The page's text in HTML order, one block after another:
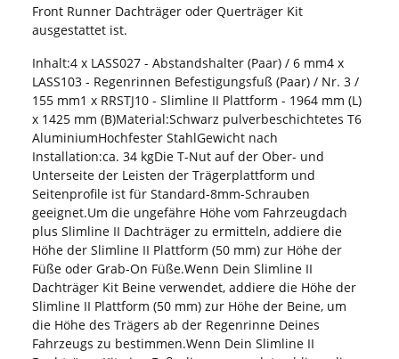
Front Runner Dachträger oder Querträger Kit
ausgestattet ist.
Inhalt:4 x LASS027 - Abstandshalter (Paar) / 6 mm4 x
LASS103 - Regenrinnen Befestigungsfuß (Paar) / Nr. 3 /
155 mm1 x RRSTJ10 - Slimline II Plattform - 1964 mm (L)
x 1425 mm (B)Material:Schwarz pulverbeschichtetes T6
AluminiumHochfester StahlGewicht nach
Installation:ca. 34 kgDie T-Nut auf der Ober- und
Unterseite der Leisten der Trägerplattform und
Seitenprofile ist für Standard-8mm-Schrauben
geeignet.Um die ungefähre Höhe vom Fahrzeugdach
plus Slimline II Dachträger zu ermitteln, addiere die
Höhe der Slimline II Plattform (50 mm) zur Höhe der
Füße oder Grab-On Füße.Wenn Dein Slimline II
Dachträger Kit Beine verwendet, addiere die Höhe der
Slimline II Plattform (50 mm) zur Höhe der Beine, um
die Höhe des Trägers ab der Regenrinne Deines
Fahrzeugs zu bestimmen.Wenn Dein Slimline II